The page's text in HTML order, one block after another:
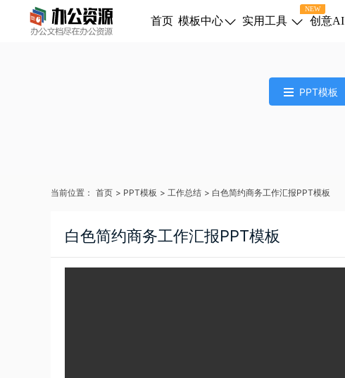
首页 模板中心
NEW
实用工具 创意AI
PPT模板
当前位置： 首页 > PPT模板 > 工作总结 > 白色简约商务工作汇报PPT模板
白色简约商务工作汇报PPT模板